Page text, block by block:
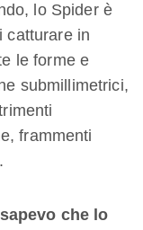
lo Spider è
catturare in
le forme e
submillimetrici,
frammenti
che lo